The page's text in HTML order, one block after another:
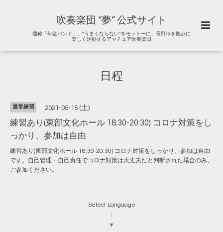
吹奏楽団 “夢” 公式サイト
通称「年金バンド」、“うまくならない”をモットーに、長野市を拠点に
楽しく活動するアマチュア吹奏楽団
日程
通常練習 2021-05-15 (土)
練習あり(東部文化ホール 18:30-20:30) コロナ対策をし
っかり、参加は自由
練習あり(東部文化ホール 18:30-20:30) コロナ対策をしっかり、参加は自由
です。自己管理・自己責任でコロナ対策は大丈夫だと判断された場合のみ、
ご参加ください。
Select Language
▼